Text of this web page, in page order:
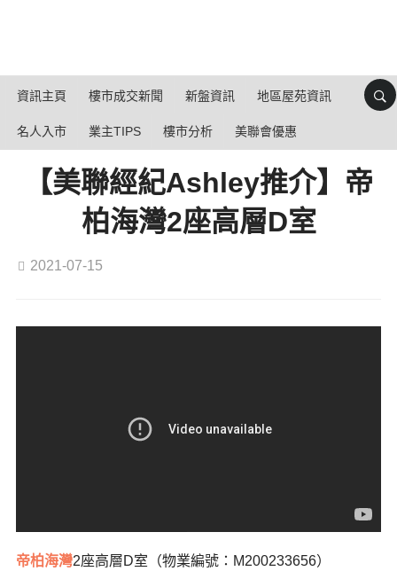
資訊主頁 樓市成交新聞 新盤資訊 地區屋苑資訊
名人入市 業主TIPS 樓市分析 美聯會優惠
【美聯經紀Ashley推介】帝
柏海灣2座高層D室
2021-07-15
帝柏海灣2座高層D室（物業編號：M200233656）